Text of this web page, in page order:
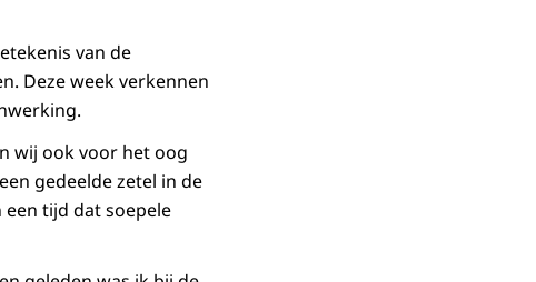
van de
Deze week verkennen
wij ook voor het oog
gedeelde zetel in de
een tijd dat soepele